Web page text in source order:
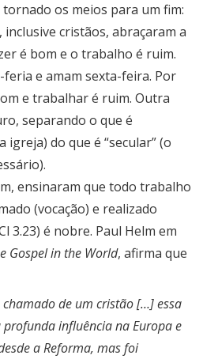
os meios para um fim:
inclusive cristãos, abraçaram a
é bom e o trabalho é ruim.
e amam sexta-feira. Por
e trabalhar é ruim. Outra
separando o que é
igreja) do que é “secular” (o
ensinaram que todo trabalho
(vocação) e realizado
3.23) é nobre. Paul Helm em
Gospel in the World, afirma que
de um cristão […] essa
influência na Europa e
a Reforma, mas foi